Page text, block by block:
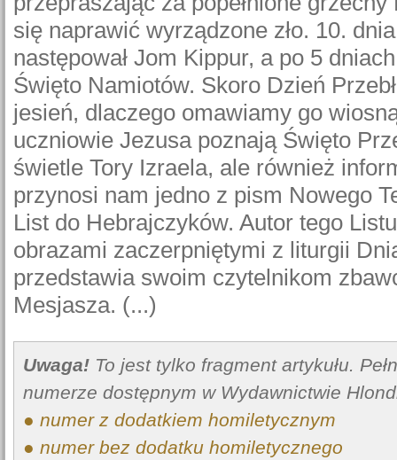
się naprawić wyrządzone zło. 10.
następował Jom Kippur, a po 5
Święto Namiotów. Skoro Dzień
jesień, dlaczego omawiamy go
uczniowie Jezusa poznają Święto
świetle Tory Izraela, ale również
przynosi nam jedno z pism Nowego
List do Hebrajczyków. Autor tego
obrazami zaczerpniętymi z liturgii
przedstawia swoim czytelnikom
Mesjasza. (...)
Uwaga! To jest tylko fragment artykułu.
numerze dostępnym w Wydawnictwie
● numer z dodatkiem homiletycznym
● numer bez dodatku homiletycznego